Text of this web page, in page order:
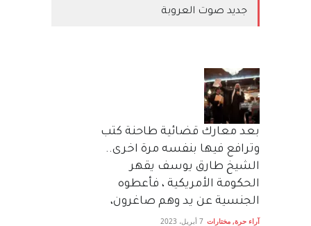
جديد صوت العروبة
بعد معارك قضائية طاحنة كتب
وترافع فيها بنفسه مرة اخرى..
الشيخ طارق يوسف يقهر
الحكومة الأمريكية ، فأعطوه
الجنسية عن يد وهم صاغرون،
آراء حرة, مختارات 7 أبريل، 2023